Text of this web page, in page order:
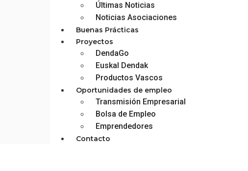
Últimas Noticias
Noticias Asociaciones
Buenas Prácticas
Proyectos
DendaGo
Euskal Dendak
Productos Vascos
Oportunidades de empleo
Transmisión Empresarial
Bolsa de Empleo
Emprendedores
Contacto